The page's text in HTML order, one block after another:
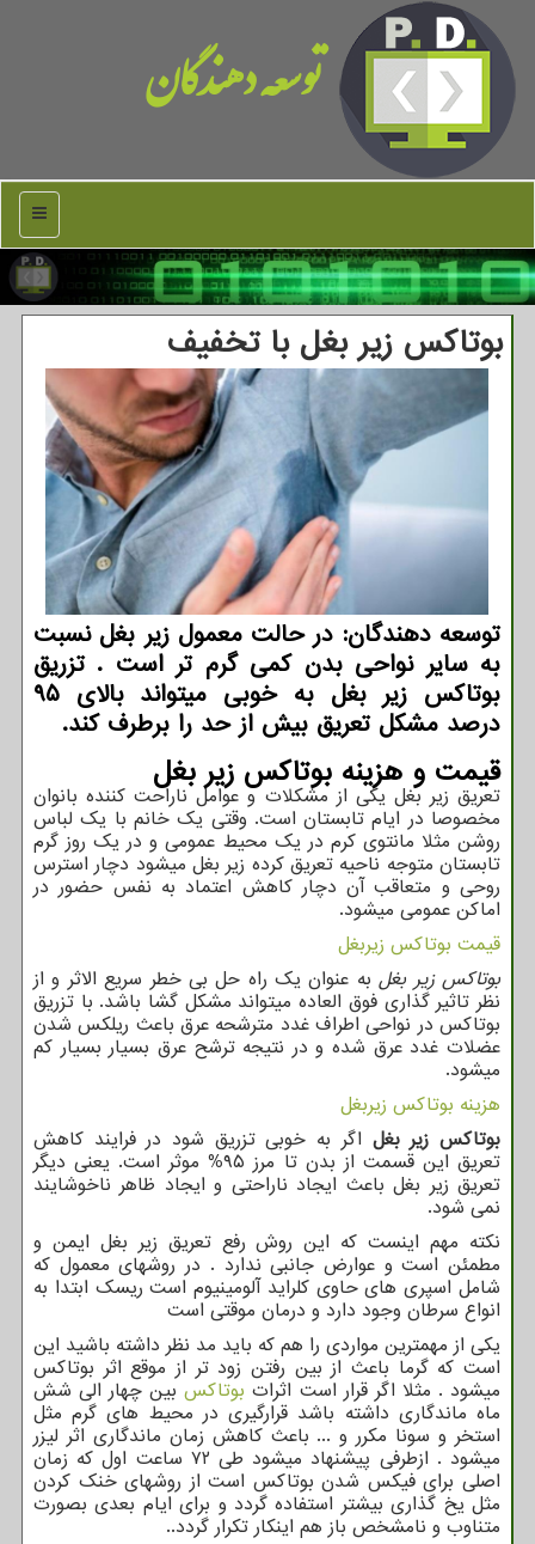
توسعه دهندگان
منو
بوتاکس زیر بغل با تخفیف
توسعه دهندگان: در حالت معمول زیر بغل نسبت
به سایر نواحی بدن کمی گرم تر است . تزریق
بوتاکس زیر بغل به خوبی میتواند بالای ۹۵
درصد مشکل تعریق بیش از حد را برطرف کند.
قیمت و هزینه بوتاکس زیر بغل
تعریق زیر بغل یکی از مشکلات و عوامل ناراحت کننده بانوان
مخصوصا در ایام تابستان است. وقتی یک خانم با یک لباس
روشن مثلا مانتوی کرم در یک محیط عمومی و در یک روز گرم
تابستان متوجه ناحیه تعریق کرده زیر بغل میشود دچار استرس
روحی و متعاقب آن دچار کاهش اعتماد به نفس حضور در
اماکن عمومی میشود.
قیمت بوتاکس زیربغل
بوتاکس زیر بغلبه عنوان یک راه حل بی خطر سریع الاثر و از
نظر تاثیر گذاری فوق العاده میتواند مشکل گشا باشد. با تزریق
بوتاکس در نواحی اطراف غدد مترشحه عرق باعث ریلکس شدن
عضلات غدد عرق شده و در نتیجه ترشح عرق بسیار بسیار کم
میشود.
هزینه بوتاکس زیربغل
بوتاکس زیر بغل اگر به خوبی تزریق شود در فرایند کاهش
تعریق این قسمت از بدن تا مرز ۹۵% موثر است. یعنی دیگر
تعریق زیر بغل باعث ایجاد ناراحتی و ایجاد ظاهر ناخوشایند
نمی شود.
نکته مهم اینست که این روش رفع تعریق زیر بغل ایمن و
مطمئن است و عوارض جانبی ندارد . در روشهای معمول که
شامل اسپری های حاوی کلراید آلومینیوم است ریسک ابتدا به
انواع سرطان وجود دارد و درمان موقتی است
یکی از مهمترین مواردی را هم که باید مد نظر داشته باشید این
است که گرما باعث از بین رفتن زود تر از موقع اثر بوتاکس
میشود . مثلا اگر قرار است اثرات بوتاکسبین چهار الی شش
ماه ماندگاری داشته باشد قرارگیری در محیط های گرم مثل
استخر و سونا مکرر و ... باعث کاهش زمان ماندگاری اثر لیزر
میشود . ازطرفی پیشنهاد میشود طی ۷۲ ساعت اول که زمان
اصلی برای فیکس شدن بوتاکس است از روشهای خنک کردن
مثل یخ گذاری بیشتر استفاده گردد و برای ایام بعدی بصورت
متناوب و نامشخص باز هم اینکار تکرار گردد..